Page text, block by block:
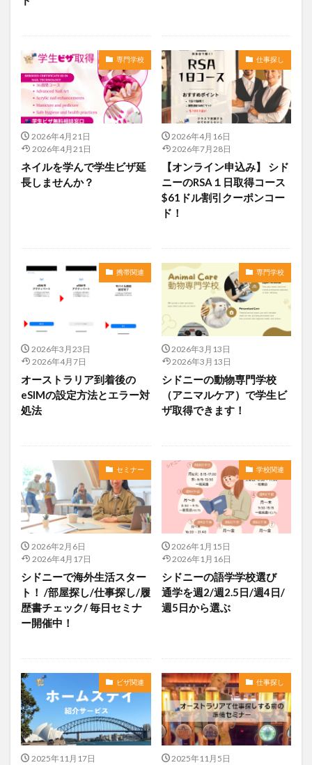
専門学校
2026年4月21日
2026年4月21日
ネイルを学んで学生ビザ延
長しませんか？
仕事探し
2026年4月16日
2026年7月28日
【オンライン申込み】 シド
ニーのRSA１日取得コース
$61ドル割引クーポンコー
ド！
携帯関連
2026年3月23日
2026年4月7日
オーストラリア到着後の
eSIMの設定方法とエラー対
処法
専門学校
2026年3月13日
2026年3月13日
シドニーの動物専門学校
（アニマルケア）で学生ビ
ザ取得できます！
セミナー
2026年2月6日
2026年4月17日
シドニーで海外生活スター
ト！ /部屋探し/仕事探し/履
歴書チェック/ 毎日セミナ
ー開催中！
学校関連
2026年1月15日
2026年1月16日
シドニーの語学学校選び
通学を週2/週2.5日/週4日/
週5日から選ぶ
ビザ関連
2025年11月17日
仕事探し
2025年11月5日